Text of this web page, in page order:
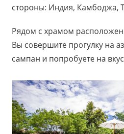
стороны: Индия, Камбоджа,
Рядом с храмом
Вы совершите прогулку на
сампан и попробуете на